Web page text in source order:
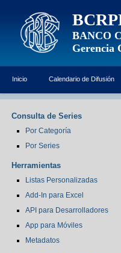
BANCO
Gerencia
Inicio Calendario de Difusión
Consulta de Series
Por Categoría
Por Series
Herramientas
Listas Personalizadas
Add-In para Excel
API para Desarrolladores
App para Móviles
Metadatos